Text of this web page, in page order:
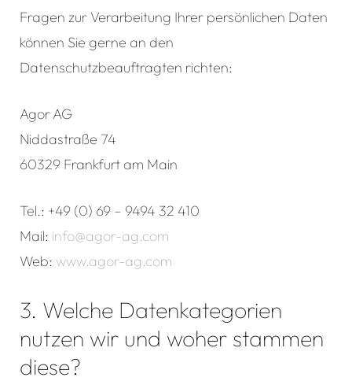
Fragen zur Verarbeitung Ihrer persönlichen Daten
können Sie gerne an den
Datenschutzbeauftragten richten:
Agor AG
Niddastraße 74
60329 Frankfurt am Main
Tel.: +49 (0) 69 – 9494 32 410
Mail: info@agor-ag.com
Web: www.agor-ag.com
3. Welche Datenkategorien
nutzen wir und woher stammen
diese?